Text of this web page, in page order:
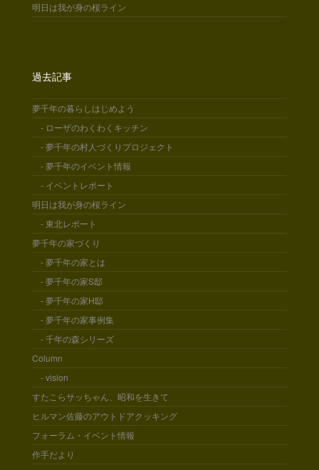
明日は我が身の桜ライン
過去記事
夢千年の暮らしはじめよう
- ローザのわくわくキッチン
- 夢千年の村人づくりプロジェクト
- 夢千年のイベント情報
- イベントレポート
明日は我が身の桜ライン
- 東北レポート
夢千年の家づくり
- 夢千年の家とは
- 夢千年の家S邸
- 夢千年の家H邸
- 夢千年の家事例集
- 千年の森シリーズ
Column
- vision
すたこらサッちゃん、昭和を生きて
ヒルマン佐藤のアウトドアクッキング
フォーラム・イベント情報
作手だより